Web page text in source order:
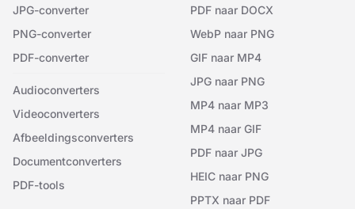
JPG-converter
PNG-converter
PDF-converter
Audioconverters
Videoconverters
Afbeeldingsconverters
Documentconverters
PDF-tools
PDF naar DOCX
WebP naar PNG
GIF naar MP4
JPG naar PNG
MP4 naar MP3
MP4 naar GIF
PDF naar JPG
HEIC naar PNG
PPTX naar PDF